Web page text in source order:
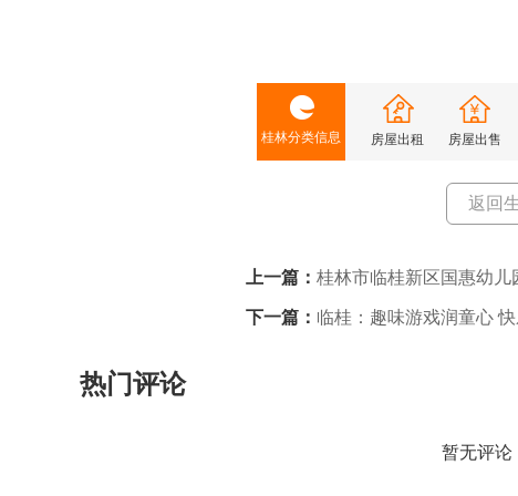
桂林分类信息 房屋出租 房屋出售
返回
上一篇： 桂林市临桂新区国惠幼儿
下一篇： 临桂：趣味游戏润童心
热门评论
暂无评论